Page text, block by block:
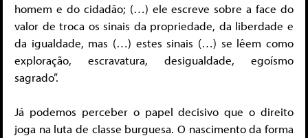
homem e do cidadão; (…) ele escreve sobre a face do
valor de troca os sinais da propriedade, da liberdade e
da igualdade, mas (…) estes sinais (…) se lêem como
exploração, escravatura, desigualdade, egoísmo
sagrado”.
Já podemos perceber o papel decisivo que o direito
joga na luta de classe burguesa. O nascimento da forma